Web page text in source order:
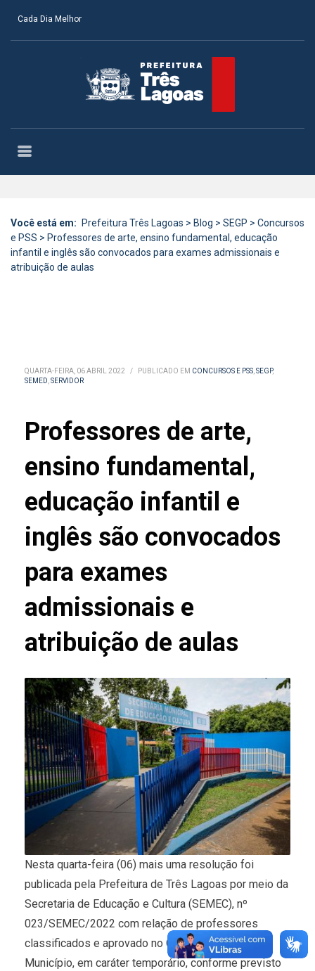
Cada Dia Melhor
Você está em: Prefeitura Três Lagoas > Blog > SEGP > Concursos
e PSS > Professores de arte, ensino fundamental, educação
infantil e inglês são convocados para exames admissionais e
atribuição de aulas
QUARTA-FEIRA, 06 ABRIL 2022 / PUBLICADO EM CONCURSOS E PSS,SEGP,
SEMED,SERVIDOR
Professores de arte,
ensino fundamental,
educação infantil e
inglês são convocados
para exames
admissionais e
atribuição de aulas
Nesta quarta-feira (06) mais uma resolução foi
publicada pela Prefeitura de Três Lagoas por meio da
Secretaria de Educação e Cultura (SEMEC), nº
023/SEMEC/2022 com relação de professores
classificados e aprovado no Concurso Público do
Município, em caráter temporário, conforme previsto